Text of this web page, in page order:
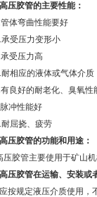
压胶管的主要性能：
管体弯曲性能要好
承受压力变形小
承受压力高
耐相应的液体或气体介质
有良好的耐老化、臭氧性
脉冲性能好
耐屈挠、疲劳
压胶管的功能和用途：
压胶管主要使用于矿山
压胶管在运输、安装或
规定液压介质使用，不